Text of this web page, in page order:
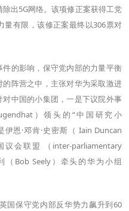
出5G网络。该项修正案获得工党
量有限，该修正案最终以306票对
的影响，保守党内部的力量平衡
阵营之中，主张对华为采取激进
中国的小集团，一是下议院外事
）领头的“中国研究小
恩·邓肯·史密斯（ Iain Duncan
会联盟 （inter-parliamentary
（Bob Seely）牵头的华为小组
国保守党内部反华势力飙升到60